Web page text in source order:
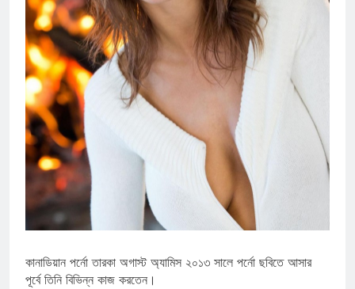
কানাডিয়ান পর্নো তারকা অগাস্ট অ্যামিস ২০১৩ সালে পর্নো ছবিতে আসার
পূর্বে তিনি বিভিন্ন কাজ করতেন।